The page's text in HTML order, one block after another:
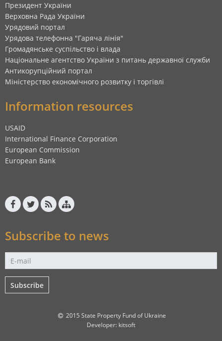
Президент України
Верховна Рада України
Урядовий портал
Урядова телефонна "Гаряча лінія"
Громадянське суспільство і влада
Національне агентство України з питань державної служби
Антикорупційний портал
Міністерство економічного розвитку і торгівлі
Information resources
USAID
International Finance Corporation
European Commission
European Bank
Subscribe to news
Subscribe
2015 State Property Fund of Ukraine
Developer: kitsoft